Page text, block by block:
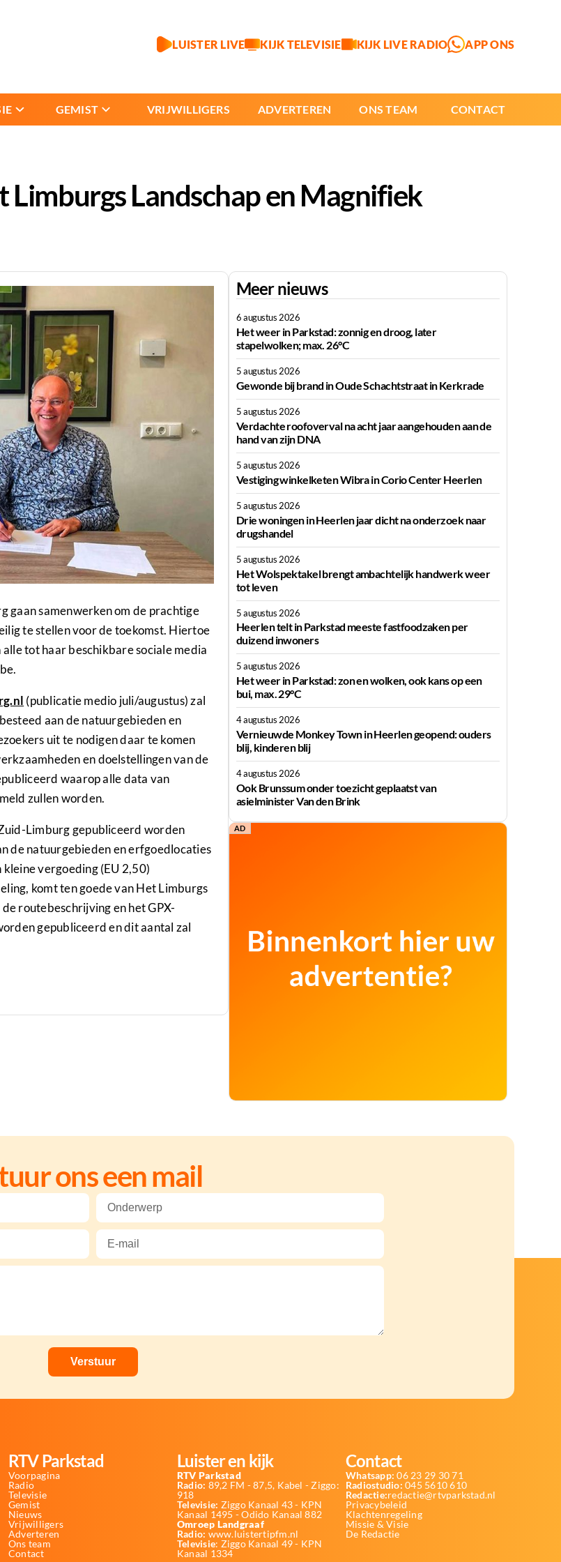
LUISTER LIVE KIJK TELEVISIE KIJK LIVE RADIO APP ONS
GEMIST VRIJWILLIGERS ADVERTEREN ONS TEAM CONTACT
Landschap en Magnifiek
gaan samenwerken om de prachtige
te stellen voor de toekomst. Hiertoe
tot haar beschikbare sociale media
(publicatie medio juli/augustus) zal
aan de natuurgebieden en
uit te nodigen daar te komen
en doelstellingen van de
waarop alle data van
zullen worden.
Limburg gepubliceerd worden
de natuurgebieden en erfgoedlocaties
vergoeding (EU 2,50)
komt ten goede van Het Limburgs
routebeschrijving en het GPX-
gepubliceerd en dit aantal zal
Meer nieuws
6 augustus 2026
Het weer in Parkstad: zonnig en droog, later
stapelwolken; max. 26°C
5 augustus 2026
Gewonde bij brand in Oude Schachtstraat in Kerkrade
5 augustus 2026
Verdachte roofoverval na acht jaar aangehouden aan de
hand van zijn DNA
5 augustus 2026
Vestiging winkelketen Wibra in Corio Center Heerlen
5 augustus 2026
Drie woningen in Heerlen jaar dicht na onderzoek naar
drugshandel
5 augustus 2026
Het Wolspektakel brengt ambachtelijk handwerk weer
tot leven
5 augustus 2026
Heerlen telt in Parkstad meeste fastfoodzaken per
duizend inwoners
5 augustus 2026
Het weer in Parkstad: zon en wolken, ook kans op een
bui, max. 29°C
4 augustus 2026
Vernieuwde Monkey Town in Heerlen geopend: ouders
blij, kinderen blij
4 augustus 2026
Ook Brunssum onder toezicht geplaatst van
asielminister Van den Brink
AD
ons een mail
RTV Parkstad
Voorpagina
Radio
Televisie
Gemist
Nieuws
Vrijwilligers
Adverteren
Ons team
Contact
Luister en kijk
RTV Parkstad
Radio: 89,2 FM - 87,5, Kabel - Ziggo:
918
Televisie: Ziggo Kanaal 43 - KPN
Kanaal 1495 - Odido Kanaal 882
Omroep Landgraaf
Radio: www.luistertipfm.nl
Televisie: Ziggo Kanaal 49 - KPN
Kanaal 1334
Contact
Whatsapp: 06 23 29 30 71
Radiostudio: 045 5610 610
Redactie:redactie@rtvparkstad.nl
Privacybeleid
Klachtenregeling
Missie & Visie
De Redactie